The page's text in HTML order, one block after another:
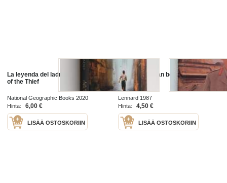
La leyenda del ladrón / The Legend
of the Thief
National Geographic Books 2020
Hinta:
6,00 €
LISÄÄ OSTOSKORIIN
Monty : the man behind the legend
Lennard 1987
Hinta:
4,50 €
LISÄÄ OSTOSKORIIN